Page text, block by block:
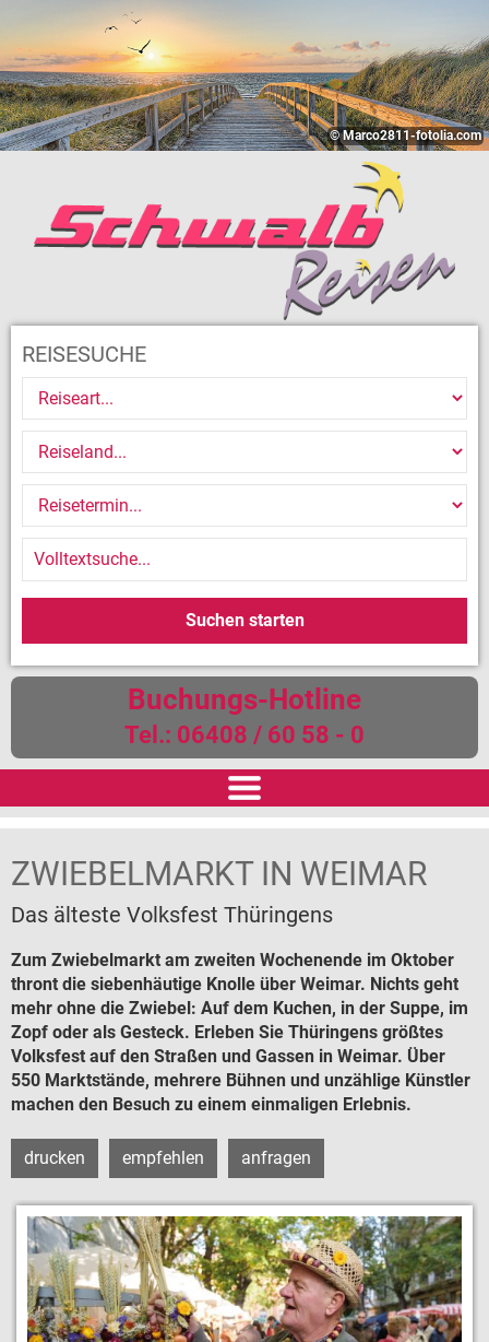
© Marco2811-fotolia.com
REISESUCHE
Buchungs-Hotline
Tel.: 06408 / 60 58 - 0
REISEN
Zustiegsmöglichkeiten
GRUPPENREISEN
BUSANMIETUNG
LINIENVERKEHR
ÜBER UNS
Firmengeschichte
Sicherheit
Busflotte
ZWIEBELMARKT IN WEIMAR
Das älteste Volksfest Thüringens
Zum Zwiebelmarkt am zweiten Wochenende im Oktober
thront die siebenhäutige Knolle über Weimar. Nichts geht
mehr ohne die Zwiebel: Auf dem Kuchen, in der Suppe, im
Zopf oder als Gesteck. Erleben Sie Thüringens größtes
Volksfest auf den Straßen und Gassen in Weimar. Über
550 Marktstände, mehrere Bühnen und unzählige Künstler
machen den Besuch zu einem einmaligen Erlebnis.
drucken empfehlen anfragen